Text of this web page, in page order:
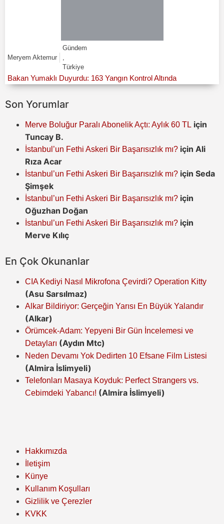
Meryem Aktemur
Gündem
,
Türkiye
Bakan Yumaklı Duyurdu: 163 Yangın Kontrol Altında
Son Yorumlar
Merve Boluğur Paralı Abonelik Açtı: Aylık 60 TL için
Tuncay B.
İstanbul’un Fethi Askeri Bir Başarısızlık mı? için Ali
Rıza Acar
İstanbul’un Fethi Askeri Bir Başarısızlık mı? için Seda
Şimşek
İstanbul’un Fethi Askeri Bir Başarısızlık mı? için
Oğuzhan Doğan
İstanbul’un Fethi Askeri Bir Başarısızlık mı? için
Merve Kılıç
En Çok Okunanlar
CIA Kediyi Nasıl Mikrofona Çevirdi? Operation Kitty
(Asu Sarsılmaz)
Alkar Bildiriyor: Gerçeğin Yarısı En Büyük Yalandır
(Alkar)
Örümcek-Adam: Yepyeni Bir Gün İncelemesi ve
Detayları (Aydın Mtc)
Neden Devamı Yok Dedirten 10 Efsane Film Listesi
(Almira İslimyeli)
Telefonları Masaya Koyduk: Perfect Strangers vs.
Cebimdeki Yabancı! (Almira İslimyeli)
Hakkımızda
İletişim
Künye
Kullanım Koşulları
Gizlilik ve Çerezler
KVKK